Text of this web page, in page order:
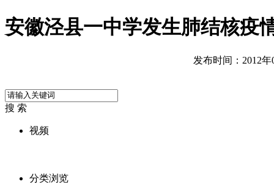
安徽泾县一中学发生肺结核疫
发布时间：2012年
搜 索
视频
分类浏览